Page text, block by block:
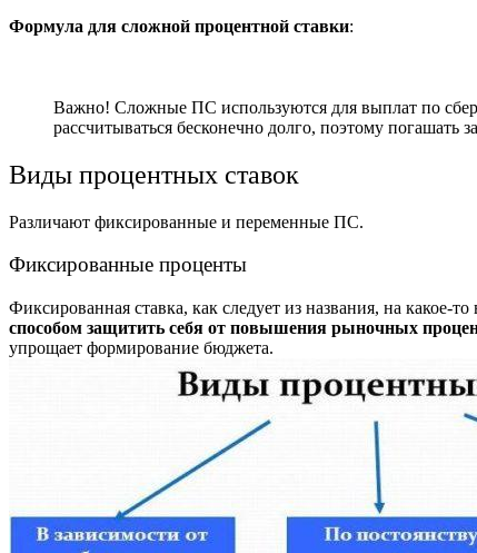
Формула для сложной процентной ставки:
Важно! Сложные ПС используются для выплат по
рассчитываться бесконечно долго, поэтому
Виды процентных ставок
Различают фиксированные и переменные ПС.
Фиксированные проценты
Фиксированная ставка, как следует из названия, на какое-
способом защитить себя от повышения рыночных
упрощает формирование бюджета.